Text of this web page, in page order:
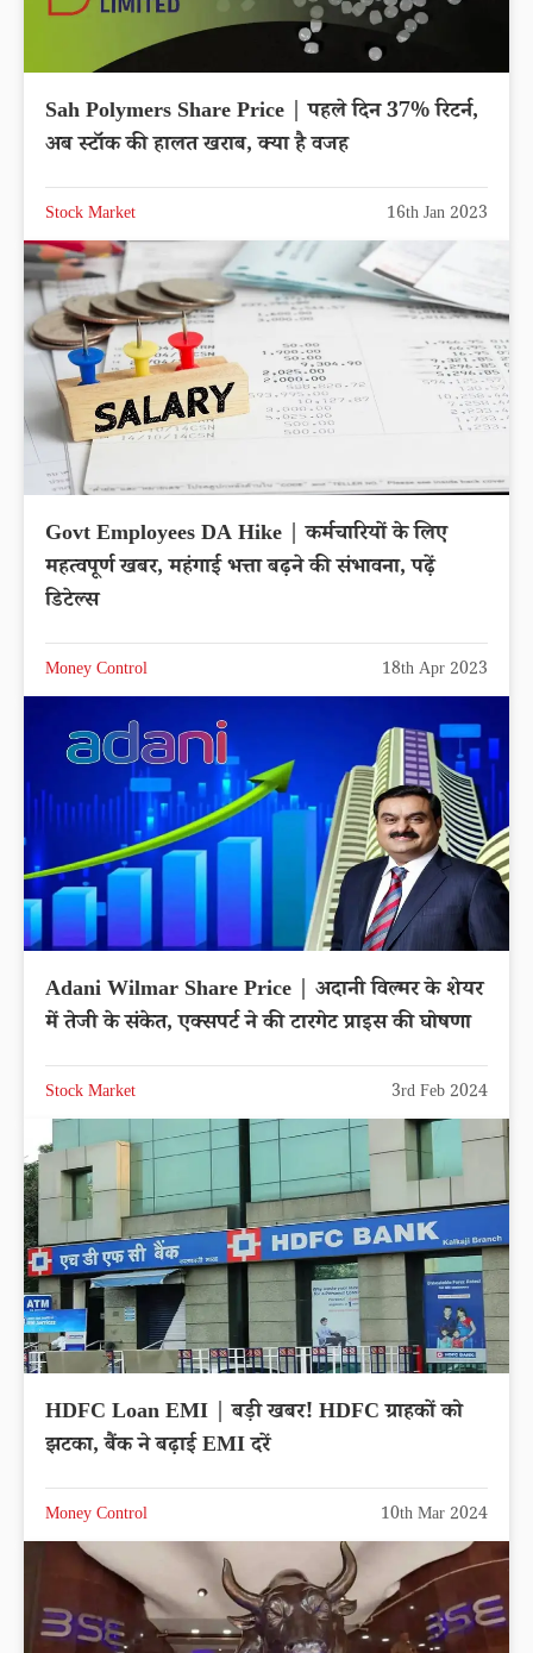
Sah Polymers Share Price | पहले दिन 37% रिटर्न,
अब स्टॉक की हालत खराब, क्या है वजह
Stock Market 16th Jan 2023
Govt Employees DA Hike | कर्मचारियों के लिए
महत्वपूर्ण खबर, महंगाई भत्ता बढ़ने की संभावना, पढ़ें
डिटेल्स
Money Control 18th Apr 2023
Adani Wilmar Share Price | अदानी विल्मर के शेयर
में तेजी के संकेत, एक्सपर्ट ने की टारगेट प्राइस की घोषणा
Stock Market 3rd Feb 2024
HDFC Loan EMI | बड़ी खबर! HDFC ग्राहकों को
झटका, बैंक ने बढ़ाई EMI दरें
Money Control 10th Mar 2024